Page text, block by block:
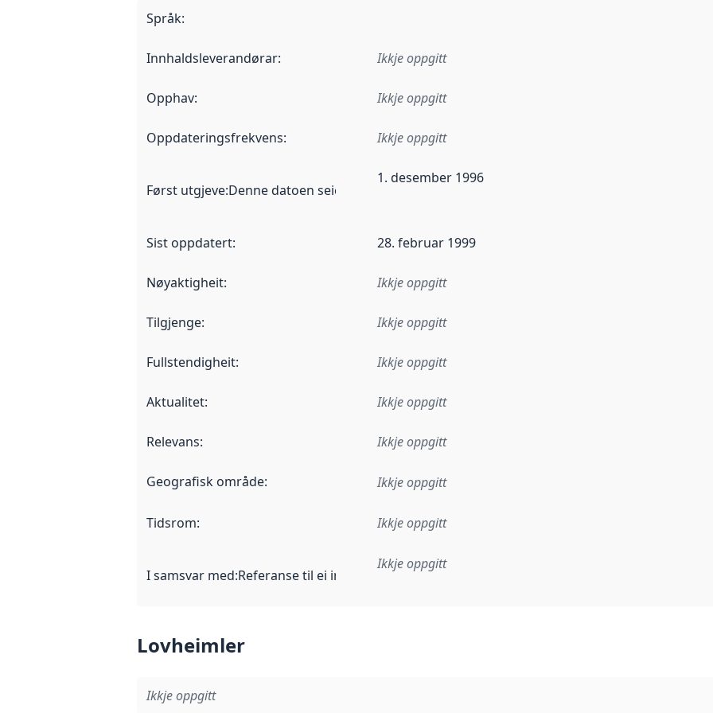
Språk:
Innhaldsleverandørar: Ikkje oppgitt
Opphav: Ikkje oppgitt
Oppdateringsfrekvens: Ikkje oppgitt
Først utgjeve:Denne datoen seier når dataa i dette datasettet først blei utgitt. Det kan ha
1. desember 1996
Sist oppdatert: 28. februar 1999
Nøyaktigheit: Ikkje oppgitt
Tilgjenge: Ikkje oppgitt
Fullstendigheit: Ikkje oppgitt
Aktualitet: Ikkje oppgitt
Relevans: Ikkje oppgitt
Geografisk område: Ikkje oppgitt
Tidsrom: Ikkje oppgitt
I samsvar med:Referanse til ei implementeringsregel eller anna spesifikasjon som ligg til
Ikkje oppgitt
Lovheimler
Ikkje oppgitt